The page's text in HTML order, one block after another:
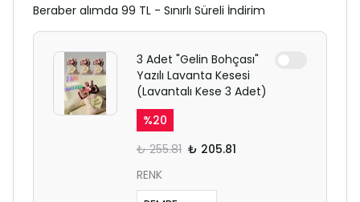
Beraber alımda 99 TL - Sınırlı Süreli İndirim
3 Adet "Gelin Bohçası"
Yazılı Lavanta Kesesi
(Lavantalı Kese 3 Adet)
%20
₺ 255.81 ₺ 205.81
RENK